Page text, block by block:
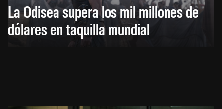
La Odisea supera los mil millones de
dólares en taquilla mundial